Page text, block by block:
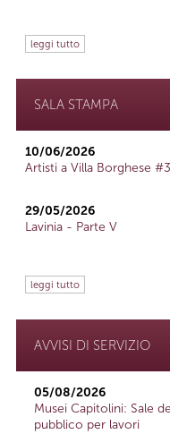
leggi tutto
SALA STAMPA
10/06/2026
Artisti a Villa Borghese #3
29/05/2026
Lavinia - Parte V
leggi tutto
AVVISI DI SERVIZIO
05/08/2026
Musei Capitolini: Sale
pubblico per lavori